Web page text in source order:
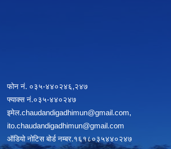
फोन नं. ०३५-४४०२४६,२४७
फ्याक्स नं.०३५-४४०२४७
इमेल.chaudandigadhimun@gmail.com,
ito.chaudandigadhimun@gmail.com
ऑडियो नोटिस बोर्ड नम्बर.१६१८०३५४४०२४७